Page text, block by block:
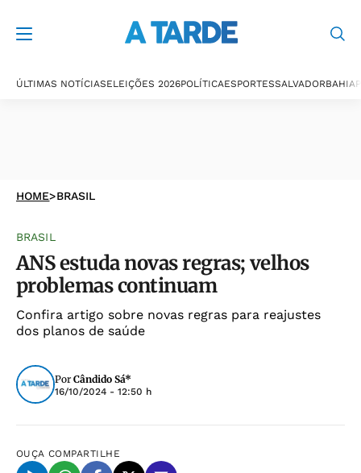
ÚLTIMAS NOTÍCIASELEIÇÕES 2026POLÍTICAESPORTESSALVADORBAHIA
HOME>BRASIL
BRASIL
ANS estuda novas regras; velhos
problemas continuam
Confira artigo sobre novas regras para reajustes
dos planos de saúde
Por Cândido Sá*
16/10/2024 - 12:50 h
OUÇA COMPARTILHE